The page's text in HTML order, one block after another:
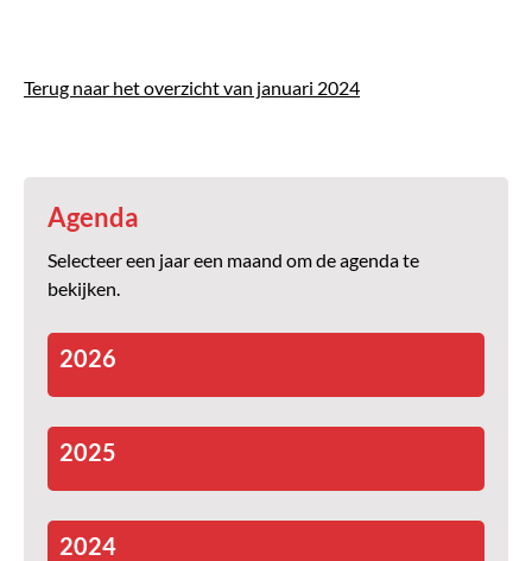
Terug naar het overzicht van januari 2024
Agenda
Selecteer een jaar een maand om de agenda te
bekijken.
2026
2025
2024